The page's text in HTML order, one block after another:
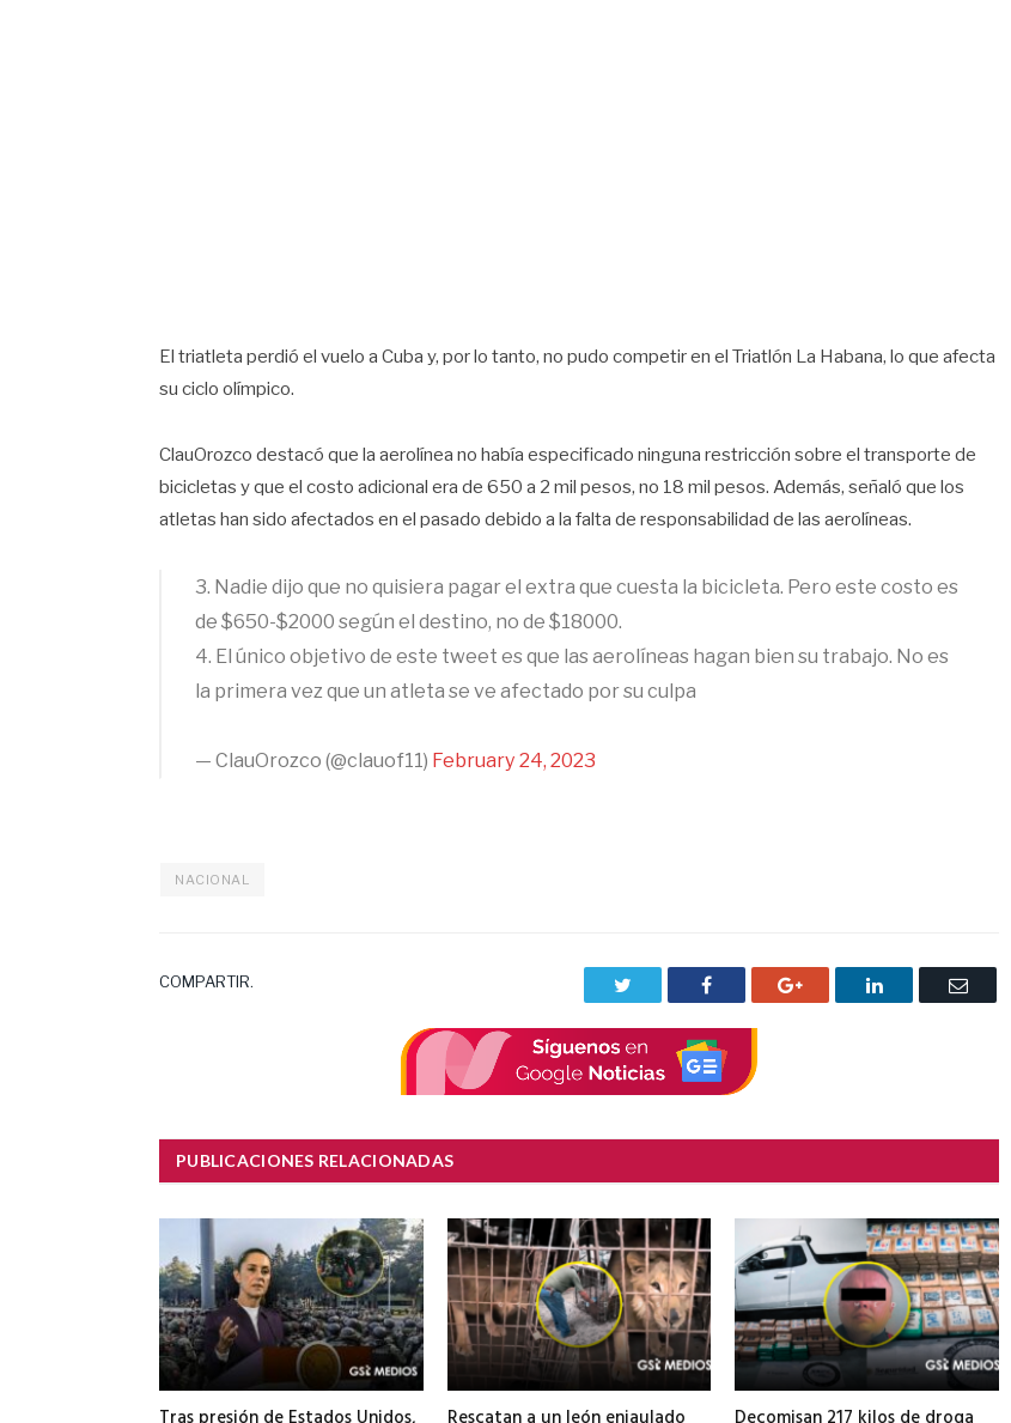
El triatleta perdió el vuelo a Cuba y, por lo tanto, no pudo competir en el Triatlón La Habana, lo que afecta
su ciclo olímpico.
ClauOrozco destacó que la aerolínea no había especificado ninguna restricción sobre el transporte de
bicicletas y que el costo adicional era de 650 a 2 mil pesos, no 18 mil pesos. Además, señaló que los
atletas han sido afectados en el pasado debido a la falta de responsabilidad de las aerolíneas.
3. Nadie dijo que no quisiera pagar el extra que cuesta la bicicleta. Pero este costo es
de $650-$2000 según el destino, no de $18000.
4. El único objetivo de este tweet es que las aerolíneas hagan bien su trabajo. No es
la primera vez que un atleta se ve afectado por su culpa
— ClauOrozco (@clauof11) February 24, 2023
NACIONAL
COMPARTIR. Facebook Google+ LinkedIn
Correo
PUBLICACIONES RELACIONADAS